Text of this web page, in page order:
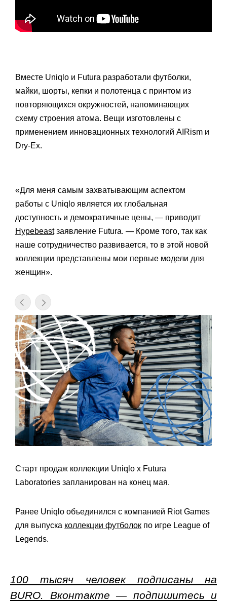
Вместе Uniqlo и Futura разработали футболки,
майки, шорты, кепки и полотенца с принтом из
повторяющихся окружностей, напоминающих
схему строения атома. Вещи изготовлены с
применением инновационных технологий AIRism и
Dry-Ex.
«Для меня самым захватывающим аспектом
работы с Uniqlo является их глобальная
доступность и демократичные цены, — приводит
Hypebeastзаявление Futura. — Кроме того, так как
наше сотрудничество развивается, то в этой новой
коллекции представлены мои первые модели для
женщин».
Старт продаж коллекции Uniqlo x Futura
Laboratories запланирован на конец мая.
Ранее Uniqlo объединился с компанией Riot Games
для выпуска коллекции футболок по игре League of
Legends.
100 тысяч человек подписаны на
BURO. Вконтакте — подпишитесь и